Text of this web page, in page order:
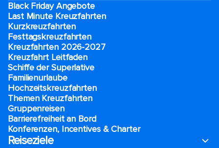
Black Friday Angebote
Last Minute Kreuzfahrten
Kurzkreuzfahrten​
Festtagskreuzfahrten​
Kreuzfahrten 2026-2027
Kreuzfahrt Leitfaden
Schiffe der Superlative
Familienurlaube​
Hochzeitskreuzfahrten
Themen Kreuzfahrten
Gruppenreisen
Barrierefreiheit an Bord​
Konferenzen, Incentives & Charter
Reiseziele